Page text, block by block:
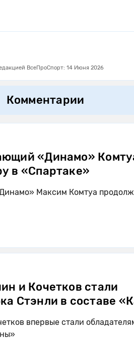
ВсеПроСпорт: 14 Июня 2026
Комментарии
«Динамо»
в «Спартаке»
Максим Комтуа
и Кочетков стали
Стэнли в составе
впервые стали